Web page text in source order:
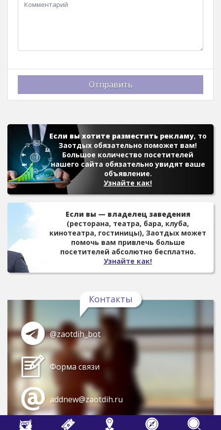
Отправить
Если вы хотите разместить рекламу, то
Заотдых обязательно поможет вам!
Большое количество посетителей
нашего сайта обязательно увидят ваше
объявление.
Узнайте как!
Если вы — владелец заведения
(ресторана, театра, бара, клуба,
кинотеатра, гостиницы), Заотдых может
помочь вам привлечь больше
посетителей абсолютно бесплатно.
Узнайте как!
Контакты
@zaotdih_bot
Форма связи
addnew@zaotdih.ru